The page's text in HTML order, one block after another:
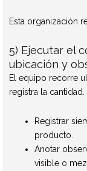
Esta organización
5) Ejecutar el
ubicación y
El equipo recorre
registra la
Registrar
producto.
Anotar
visible o